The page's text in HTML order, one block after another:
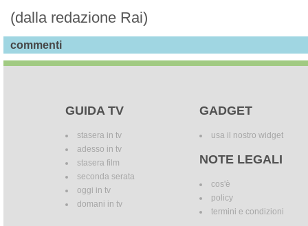
(dalla redazione Rai)
commenti
GUIDA TV
stasera in tv
adesso in tv
stasera film
seconda serata
oggi in tv
domani in tv
GADGET
usa il nostro widget
NOTE LEGALI
cos'è
policy
termini e condizioni